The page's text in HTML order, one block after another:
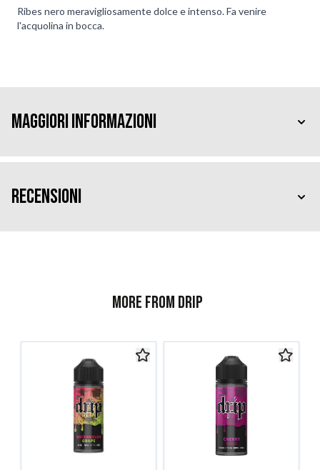
Ribes nero meravigliosamente dolce e intenso. Fa venire
l'acquolina in bocca.
Maggiori Informazioni
Recensioni
More from Drip